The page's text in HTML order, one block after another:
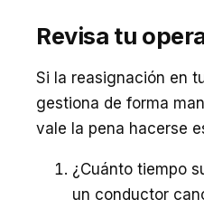
Revisa tu
Si la reasignación en
gestiona de forma
vale la pena hacerse
¿Cuánto tiempo
un conductor